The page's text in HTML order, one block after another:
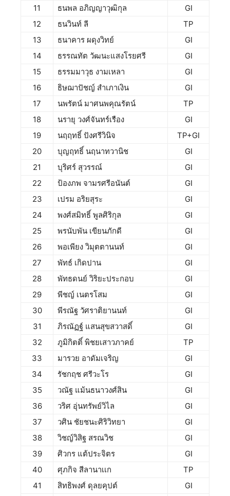
11
ธนพล อภิญญาวุฒิกุล
GI
12
ธนวินท์ ลี
TP
13
ธนาคาร ผดุงวิทย์
GI
14
ธรรณทัต วัฒนะแสงโรยศรี
GI
15
ธรรมมาวุธ งามเหลา
GI
16
ธิษฌาปัชญ์ สำเภาเงิน
GI
17
นพรัตน์ มาศนพคุณรัตน์
TP
18
นรายุ วงศ์จันทร์เรือง
GI
19
นฤฤทธิ์ ปังศรีวินิจ
TP+GI
20
บุญฤทธิ์ นฤนาทวานิช
GI
21
บุริศร์ สุวรรณ์
GI
22
ป้องภพ จามรศรีอนันต์
GI
23
เปรม อริยสุระ
GI
24
พงศ์สมิทธิ์ พูลศิริกุล
GI
25
พรนับพัน เขียนภักดี
GI
26
พอเพียง วิมุตตานนท์
GI
27
พัทธ์ เกิดปาน
GI
28
พัทธดนย์ วิริยะประกอบ
GI
29
พีชญ์ เนตรโสม
GI
30
พีรณัฐ วัศราติยานนท์
GI
31
ภิรณัฏฐ์ แสนสุขสวาสดิ์
GI
32
ภูมิกิตติ์ พิชยเสาวภาคย์
TP
33
มารวย อาดัมเจริญ
GI
34
รัชกฤช ศรีวะโร
GI
35
วณัฐ แม้นธนาวงศ์สิน
GI
36
วริศ อุ่นทรัพย์วิไล
GI
37
วศิน ชัยชนะศิริวิทยา
GI
38
วิชญ์วิสิฐ สรณวิช
GI
39
ศิวกร แต้ประจิตร
GI
40
ศุภกิจ สีลานาเเก
TP
41
สิทธิพงศ์ ดุลยคุปต์
GI